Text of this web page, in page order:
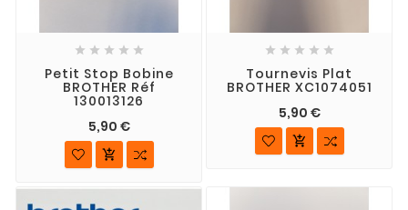
    
Petit Stop Bobine
BROTHER Réf
130013126
5,90 €

    
Tournevis Plat
BROTHER XC1074051
5,90 €
